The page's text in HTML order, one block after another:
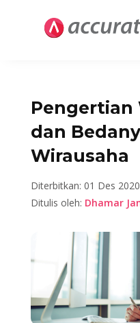
Pengertian
dan
Wirausaha
Diterbitkan: 01 Des
Ditulis oleh: Dhamar